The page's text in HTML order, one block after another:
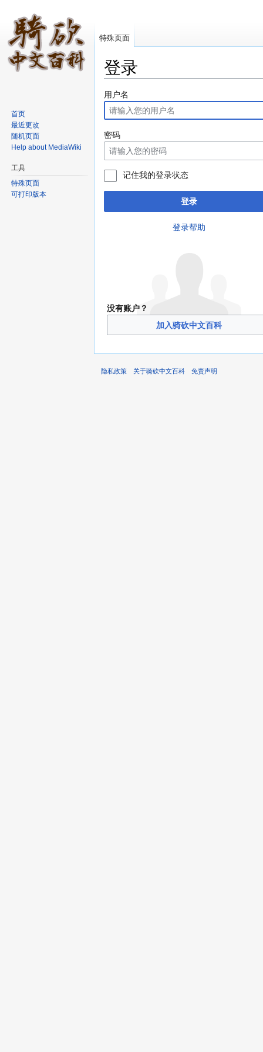
登录
用户名
密码
记住我的登录状态
登录
登录帮助
没有账户？
加入骑砍中文百科
特殊页面
首页
最近更改
随机页面
Help about MediaWiki
工具
特殊页面
可打印版本
隐私政策 关于骑砍中文百科 免责声明